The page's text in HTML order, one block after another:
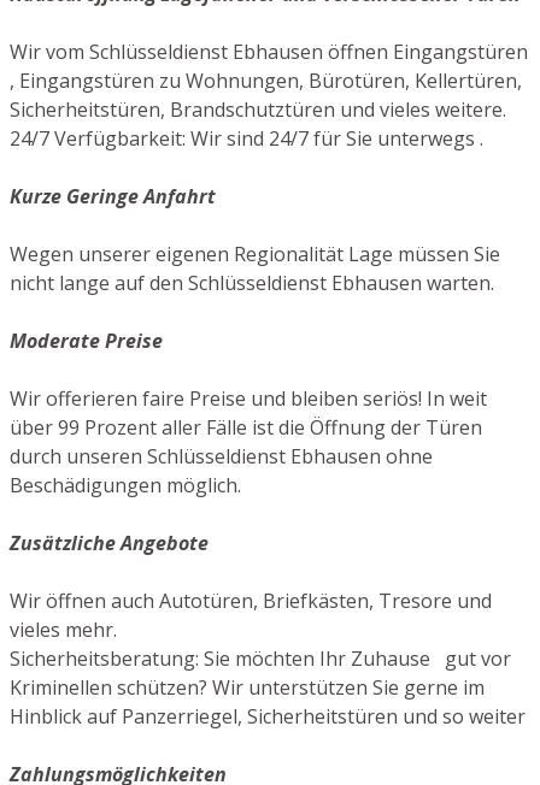
Wir vom Schlüsseldienst Ebhausen öffnen Eingangstüren
, Eingangstüren zu Wohnungen, Bürotüren, Kellertüren,
Sicherheitstüren, Brandschutztüren und vieles weitere.
24/7 Verfügbarkeit: Wir sind 24/7 für Sie unterwegs .
Kurze Geringe Anfahrt
Wegen unserer eigenen Regionalität Lage müssen Sie
nicht lange auf den Schlüsseldienst Ebhausen warten.
Moderate Preise
Wir offerieren faire Preise und bleiben seriös! In weit
über 99 Prozent aller Fälle ist die Öffnung der Türen
durch unseren Schlüsseldienst Ebhausen ohne
Beschädigungen möglich.
Zusätzliche Angebote
Wir öffnen auch Autotüren, Briefkästen, Tresore und
vieles mehr.
Sicherheitsberatung: Sie möchten Ihr Zuhause gut vor
Kriminellen schützen? Wir unterstützen Sie gerne im
Hinblick auf Panzerriegel, Sicherheitstüren und so weiter
Zahlungsmöglichkeiten